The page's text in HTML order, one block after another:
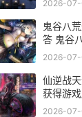
2026-
鬼谷八
答 鬼谷
能
2026-
仙逆战
获得游
2026-